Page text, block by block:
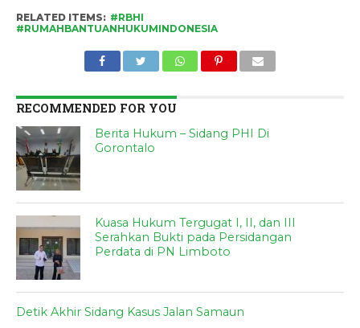
RELATED ITEMS: #RBHI
#RUMAHBANTUANHUKUMINDONESIA
RECOMMENDED FOR YOU
Berita Hukum – Sidang PHI Di
Gorontalo
Kuasa Hukum Tergugat I, II, dan III
Serahkan Bukti pada Persidangan
Perdata di PN Limboto
Detik Akhir Sidang Kasus Jalan Samaun